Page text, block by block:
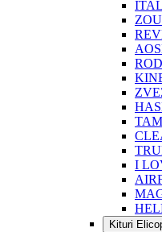
I
Kituri